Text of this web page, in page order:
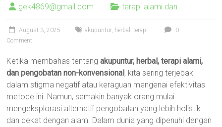
gek4869@gmail.com terapi alami dan
August 3, 2025 akupuntur, herbal ,terapi
0
Comment
Ketika membahas tentangakupuntur, herbal, terapi alami,
dan pengobatan non-konvensional, kita sering terjebak
dalam stigma negatif atau keraguan mengenai efektivitas
metode ini. Namun, semakin banyak orang mulai
mengeksplorasi alternatif pengobatan yang lebih holistik
dan dekat dengan alam. Dalam dunia yang dipenuhi dengan